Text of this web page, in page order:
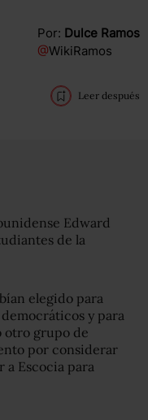
Por: Dulce Ramos
@WikiRamos
Leer después
Edward
de la
elegido para
y para
otro grupo de
por considerar
a Escocia para